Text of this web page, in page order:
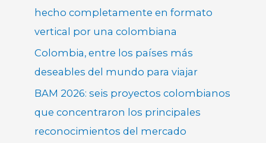
hecho completamente en formato
vertical por una colombiana
Colombia, entre los países más
deseables del mundo para viajar
BAM 2026: seis proyectos colombianos
que concentraron los principales
reconocimientos del mercado